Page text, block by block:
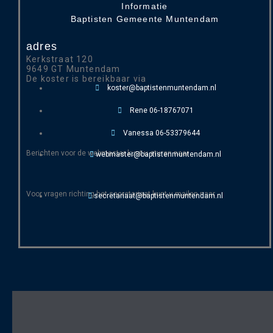
Informatie
Baptisten Gemeente Muntendam
adres
Kerkstraat 120
9649 GT Muntendam
De koster is bereikbaar via
koster@baptistenmuntendam.nl
Rene 06-18767071
Vanessa 06-53379644
Berichten voor de webmaster kunt u sturen naar
webmaster@baptistenmuntendam.nl
Voor vragen richting het secretariaat kunt u mailen naar
secretariaat@baptistenmuntendam.nl